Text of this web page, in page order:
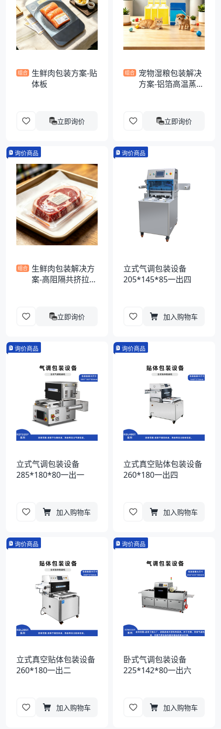
组合 生鲜肉包装方案-贴
体板
立即询价
组合 宠物湿粮包装解决
方案-铝箔高温蒸煮
立即询价
询价商品
组合 生鲜肉包装解决方
案-高阻隔共挤拉伸
立即询价
询价商品
立式气调包装设备
205*145*85一出四
加入购物车
询价商品
立式气调包装设备
285*180*80一出一
加入购物车
询价商品
立式真空贴体包装设备
260*180一出四
加入购物车
询价商品
立式真空贴体包装设备
260*180一出二
加入购物车
询价商品
卧式气调包装设备
225*142*80一出六
加入购物车